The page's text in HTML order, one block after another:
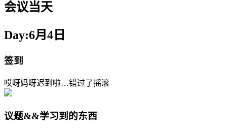
会议当天
Day:6月4日
签到
哎呀妈呀迟到啦…错过了摇滚
议题&&学习到的东西